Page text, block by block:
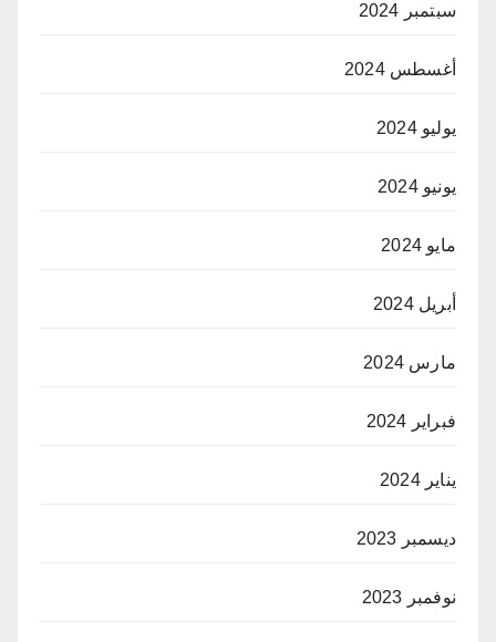
سبتمبر 2024
أغسطس 2024
يوليو 2024
يونيو 2024
مايو 2024
أبريل 2024
مارس 2024
فبراير 2024
يناير 2024
ديسمبر 2023
نوفمبر 2023